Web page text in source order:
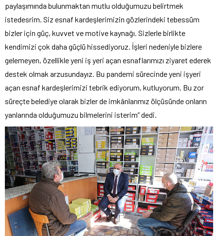
paylaşımında bulunmaktan mutlu olduğumuzu belirtmek
istedesrim. Siz esnaf kardeşlerimizin gözlerindeki tebessüm
bizler için güç, kuvvet ve motive kaynağı. Sizlerle birlikte
kendimizi çok daha güçlü hissediyoruz. İşleri nedeniyle bizlere
gelemeyen, özellikle yeni iş yeri açan esnaflarımızı ziyaret ederek
destek olmak arzusundayız. Bu pandemi sürecinde yeni işyeri
açan esnaf kardeşlerimizi tebrik ediyorum, kutluyorum. Bu zor
süreçte belediye olarak bizler de imkânlarımız ölçüsünde onların
yanlarında olduğumuzu bilmelerini isterim” dedi.